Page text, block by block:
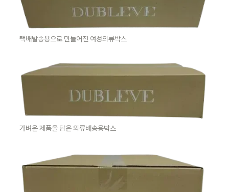
택배발송용으로 만들어진 여성의류박스
가벼운 제품을 담은 의류배송용박스